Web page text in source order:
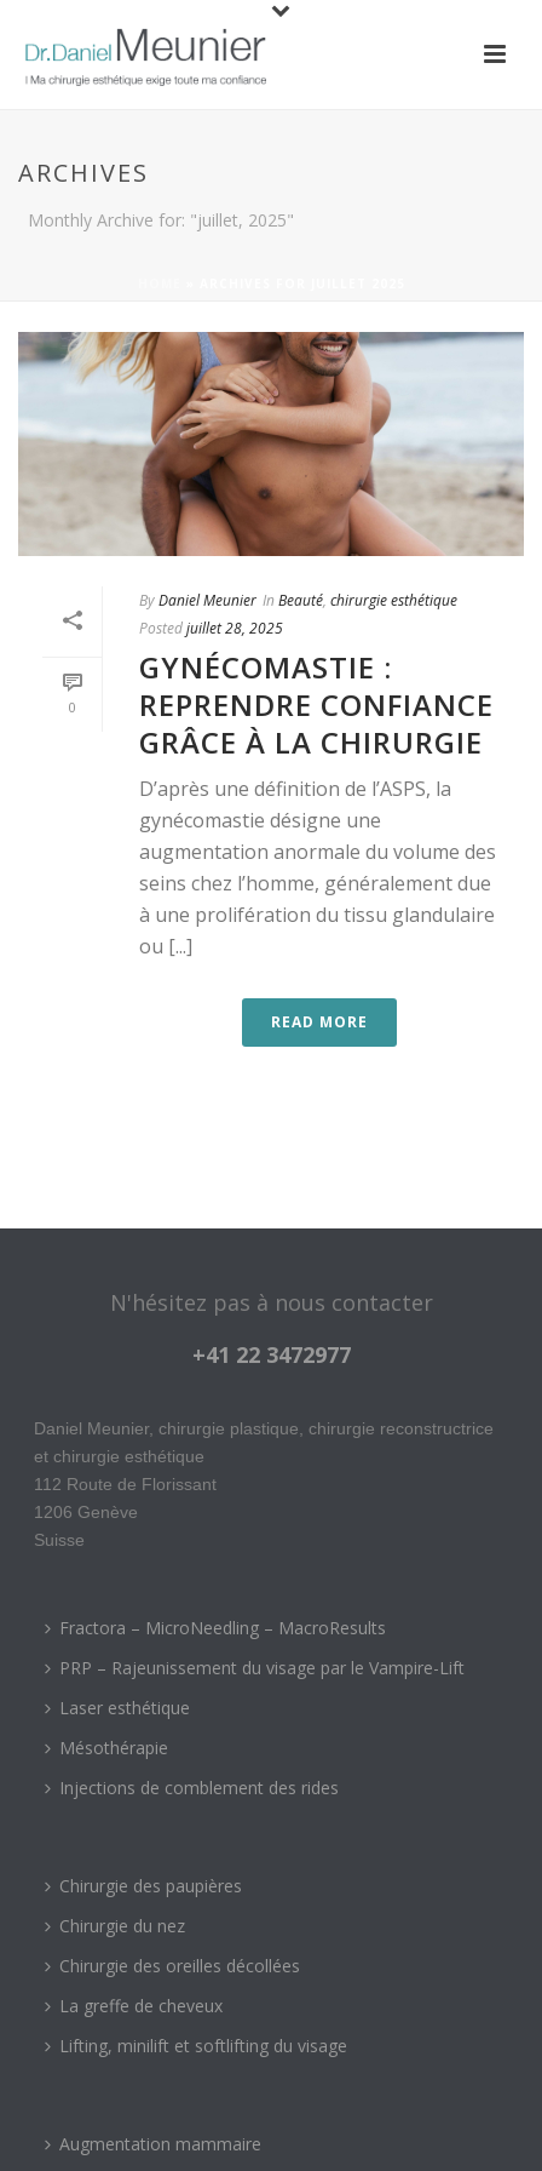
ARCHIVES
Monthly Archive for: "juillet, 2025"
0
ByDaniel Meunier In Beauté, chirurgie esthétique
Postedjuillet 28, 2025
GYNÉCOMASTIE :
REPRENDRE CONFIANCE
GRÂCE À LA CHIRURGIE
D’après une définition de l’ASPS, la
gynécomastie désigne une
augmentation anormale du volume des
seins chez l’homme, généralement due
à une prolifération du tissu glandulaire
ou [...]
READ MORE
N'hésitez pas à nous contacter
+41 22 3472977
Daniel Meunier, chirurgie plastique, chirurgie reconstructrice
et chirurgie esthétique
112 Route de Florissant
1206 Genève
Suisse
Fractora – MicroNeedling – MacroResults
PRP – Rajeunissement du visage par le Vampire-Lift
Laser esthétique
Mésothérapie
Injections de comblement des rides
Chirurgie des paupières
Chirurgie du nez
Chirurgie des oreilles décollées
La greffe de cheveux
Lifting, minilift et softlifting du visage
Augmentation mammaire